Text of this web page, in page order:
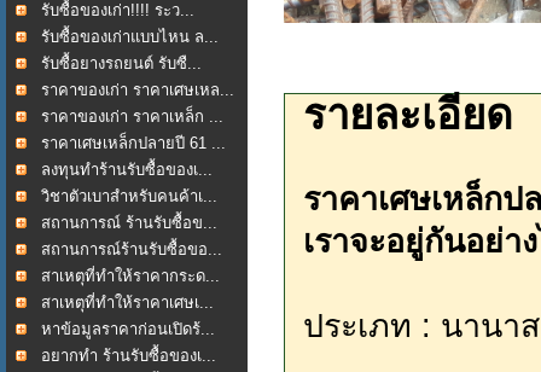
รับซื้อของเก่า!!!! ระว...
รับซื้อของเก่าแบบไหน ล...
รับซื้อยางรถยนต์ รับซื...
ราคาของเก่า ราคาเศษเหล...
ราคาของเก่า ราคาเหล็ก ...
ราคาเศษเหล็กปลายปี 61 ...
ลงทุนทำร้านรับซื้อของเ...
วิชาตัวเบาสำหรับคนค้าเ...
สถานการณ์ ร้านรับซื้อข...
สถานการณ์ร้านรับซื้อขอ...
สาเหตุที่ทำให้ราคากระด...
สาเหตุที่ทำให้ราคาเศษเ...
หาข้อมูลราคาก่อนเปิดร้...
อยากทำ ร้านรับซื้อของเ...
รายละเอียด
ราคาเศษเหล็กป
เราจะอยู่กันอย่า
ประเภท : นานา